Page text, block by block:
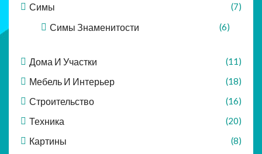
Симы (7)
Симы Знаменитости (6)
Дома И Участки (11)
Мебель И Интерьер (18)
Строительство (16)
Техника (20)
Картины (8)